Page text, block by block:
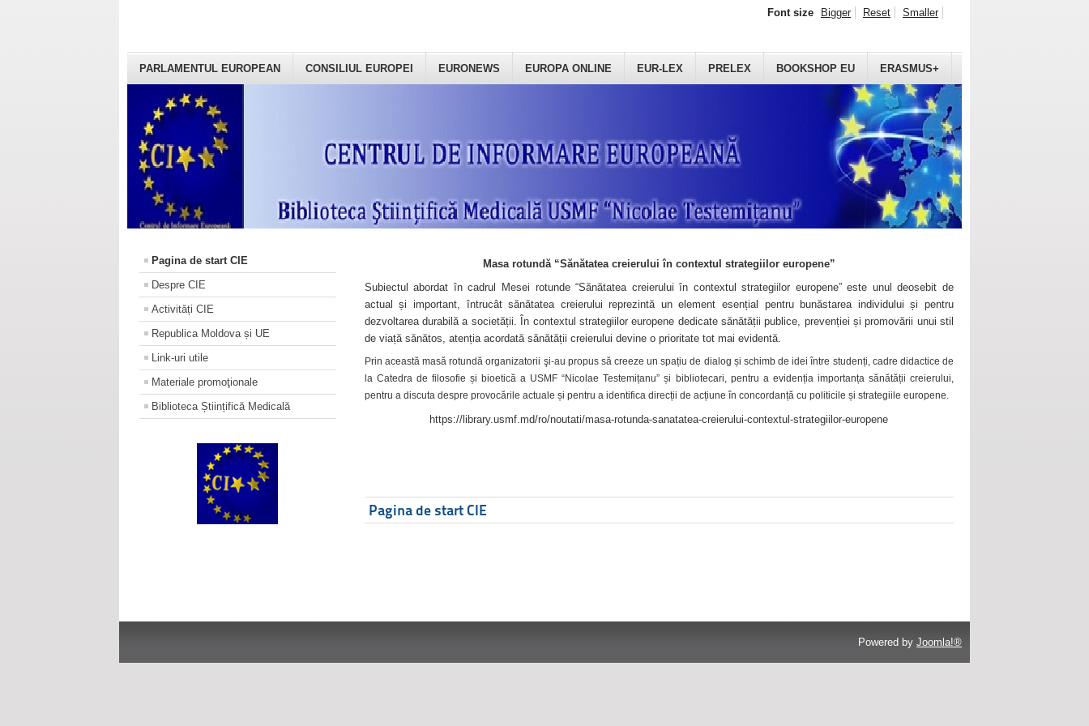
PARLAMENTUL EUROPEAN CONSILIUL EUROPEI EURONEWS EUROPA ONLINE EUR-LEX PRELEX BOOKSHOP EU ERASMUS+
Font size Bigger Reset Smaller
Pagina de start CIE
Despre CIE
Activități CIE
Republica Moldova și UE
Link-uri utile
Materiale promoţionale
Biblioteca Științifică Medicală
Masa rotundă “Sănătatea creierului în contextul strategiilor europene”
Subiectul abordat în cadrul Mesei rotunde “Sănătatea creierului în contextul strategiilor europene” este unul deosebit de
actual și important, întrucât sănătatea creierului reprezintă un element esențial pentru bunăstarea individului și pentru
dezvoltarea durabilă a societății. În contextul strategiilor europene dedicate sănătății publice, prevenției și promovării unui stil
de viață sănătos, atenția acordată sănătății creierului devine o prioritate tot mai evidentă.
Prin această masă rotundă organizatorii şi-au propus să creeze un spațiu de dialog și schimb de idei între studenți, cadre didactice de
la Catedra de filosofie și bioetică a USMF “Nicolae Testemițanu” și bibliotecari, pentru a evidenția importanța sănătății creierului,
pentru a discuta despre provocările actuale și pentru a identifica direcții de acțiune în concordanță cu politicile și strategiile europene.
https://library.usmf.md/ro/noutati/masa-rotunda-sanatatea-creierului-contextul-strategiilor-europene
Pagina de start CIE
Powered by Joomla!®